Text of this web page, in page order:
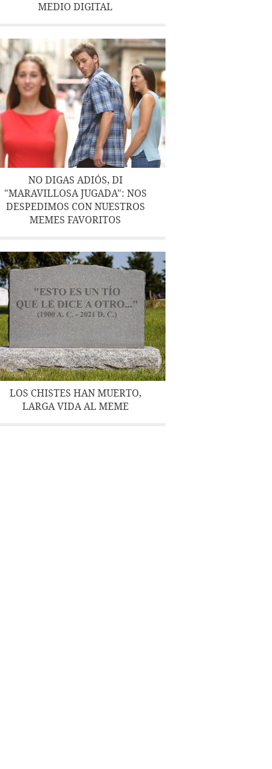
MEDIO DIGITAL
NO DIGAS ADIÓS, DI
"MARAVILLOSA JUGADA": NOS
DESPEDIMOS CON NUESTROS
MEMES FAVORITOS
LOS CHISTES HAN MUERTO,
LARGA VIDA AL MEME